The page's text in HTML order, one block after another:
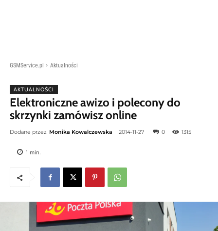
GSMService.pl Aktualności
AKTUALNOŚCI
Elektroniczne awizo i polecony do
skrzynki zamówisz online
Dodane przez Monika Kowalczewska 2014-11-27 0 1315
1 min.